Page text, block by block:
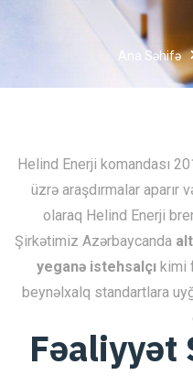
Ana Səhifə
Helind Enerji komandası
üzrə araşdırmalar aparır
olaraq Helind Enerji
Şirkətimiz Azərbaycanda
yeganə istehsalçıkimi
beynəlxalq standartlara
Fəaliyyət